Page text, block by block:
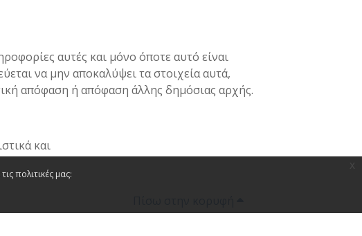
αυτές και μόνο όποτε αυτό είναι
να μην αποκαλύψει τα στοιχεία αυτά,
απόφαση ή απόφαση άλλης δημόσιας αρχής.
και
πολιτικές μας: